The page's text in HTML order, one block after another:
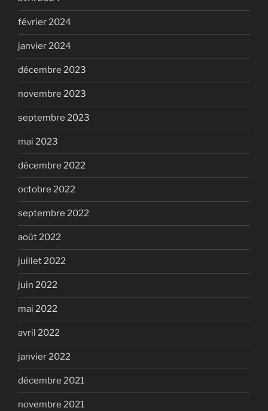
février 2024
janvier 2024
décembre 2023
novembre 2023
septembre 2023
mai 2023
décembre 2022
octobre 2022
septembre 2022
août 2022
juillet 2022
juin 2022
mai 2022
avril 2022
janvier 2022
décembre 2021
novembre 2021